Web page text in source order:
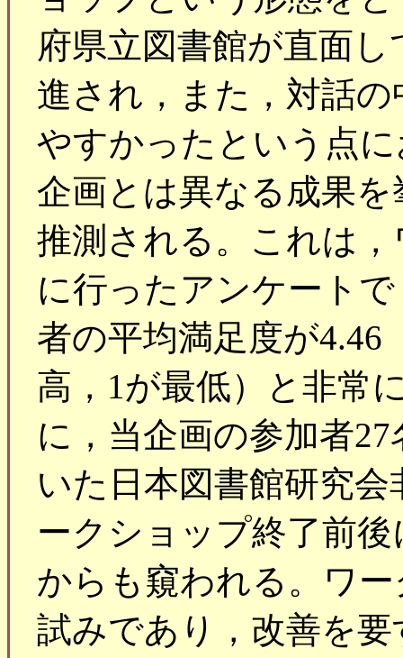
府県立図書館が直面
進され，また，対話
やすかったという点
企画とは異なる成果
推測される。これは
に行ったアンケート
者の平均満足度が4.46
高，1が最低）と非常
に，当企画の参加者
いた日本図書館研究
ークショップ終了前
からも窺われる。ワ
試みであり，改善を